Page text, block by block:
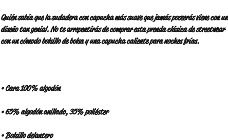
Quién sabía que la sudadera con capucha más suave que jamás poseerás viene con un
diseño tan genial. No te arrepentirás de comprar esta prenda clásica de streetwear